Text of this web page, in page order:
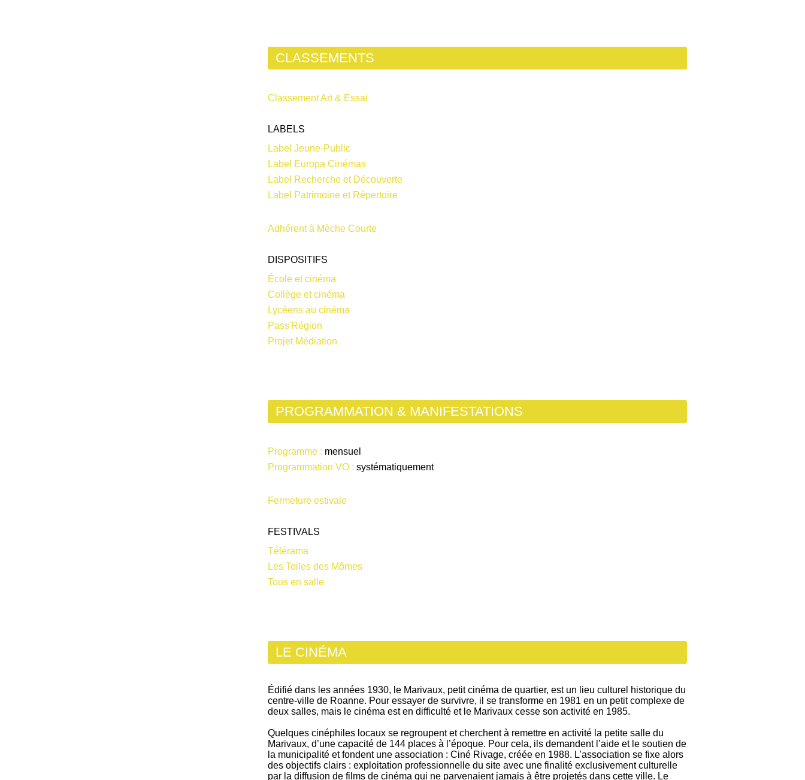
CLASSEMENTS
Classement Art & Essai
LABELS
Label Jeune-Public
Label Europa Cinémas
Label Recherche et Découverte
Label Patrimoine et Répertoire
Adhérent à Mèche Courte
DISPOSITIFS
École et cinéma
Collège et cinéma
Lycéens au cinéma
Pass'Région
Projet Médiation
PROGRAMMATION & MANIFESTATIONS
Programme : mensuel
Programmation VO : systématiquement
Fermeture estivale
FESTIVALS
Télérama
Les Toiles des Mômes
Tous en salle
LE CINÉMA
Édifié dans les années 1930, le Marivaux, petit cinéma de quartier, est un lieu culturel historique du
centre-ville de Roanne. Pour essayer de survivre, il se transforme en 1981 en un petit complexe de
deux salles, mais le cinéma est en difficulté et le Marivaux cesse son activité en 1985.
Quelques cinéphiles locaux se regroupent et cherchent à remettre en activité la petite salle du
Marivaux, d’une capacité de 144 places à l’époque. Pour cela, ils demandent l’aide et le soutien de
la municipalité et fondent une association : Ciné Rivage, créée en 1988. L’association se fixe alors
des objectifs clairs : exploitation professionnelle du site avec une finalité exclusivement culturelle
par la diffusion de films de cinéma qui ne parvenaient jamais à être projetés dans cette ville. Le